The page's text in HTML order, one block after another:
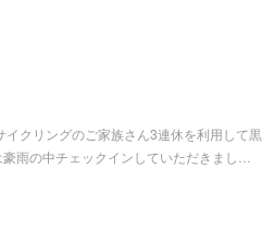
クリングのご家族さん3連休を利用して黒
雨の中チェックインしていただきまし…